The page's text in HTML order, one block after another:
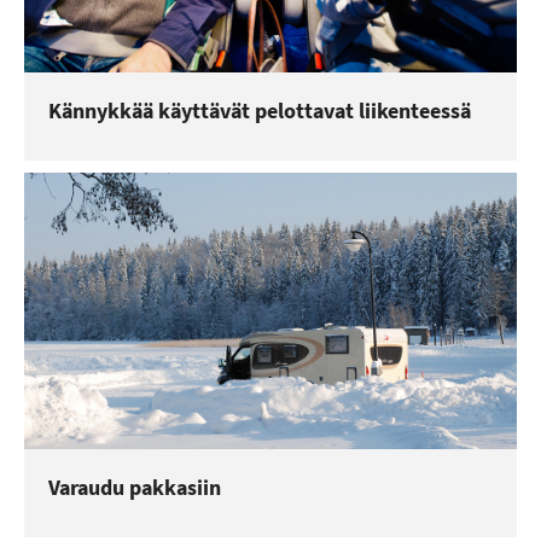
Kännykkää käyttävät pelottavat liikenteessä
Varaudu pakkasiin